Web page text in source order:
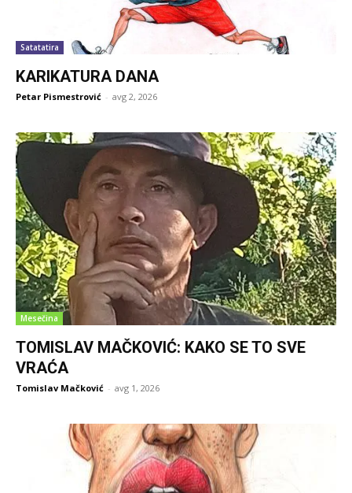
Satatatira
KARIKATURA DANA
Petar Pismestrović - avg 2, 2026
Mesečina
TOMISLAV MAČKOVIĆ: KAKO SE TO SVE
VRAĆA
Tomislav Mačković - avg 1, 2026